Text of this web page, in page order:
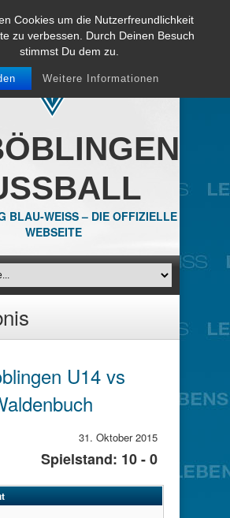
Cookies um die Nutzerfreundlichkeit
zu verbessen. Durch Deinen Besuch
stimmst Du dem zu.
Weitere Informationen
BLAU-WEISS – DIE OFFIZIELLE
WEBSEITE
U14 vs
31. Oktober 2015
Spielstand: 10 - 0